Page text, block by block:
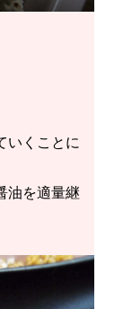
いくことに
油を適量継